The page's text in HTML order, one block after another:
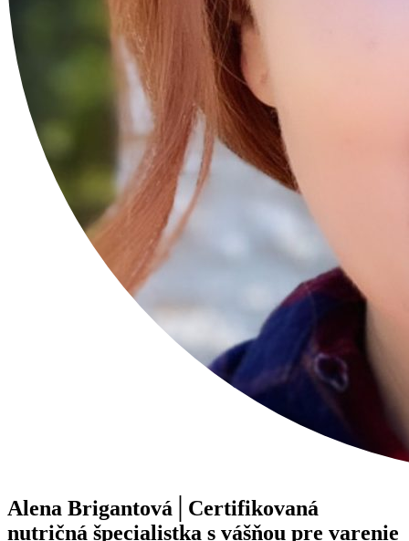
Alena Brigantová│Certifikovaná
nutričná špecialistka s vášňou pre varenie